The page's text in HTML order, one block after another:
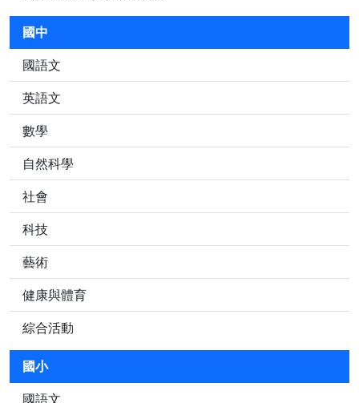
國中
國語文
英語文
數學
自然科學
社會
科技
藝術
健康與體育
綜合活動
國小
國語文